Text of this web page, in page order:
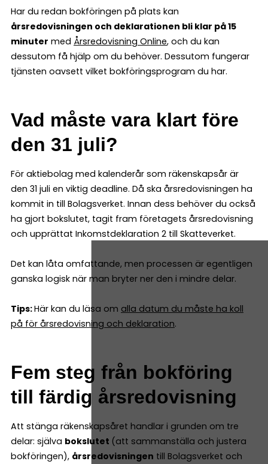
Har du redan bokföringen på plats kan
årsredovisningen och deklarationen bli klar på 15
minuter med Årsredovisning Online, och du kan
dessutom få hjälp om du behöver. Dessutom fungerar
tjänsten oavsett vilket bokföringsprogram du har.
Vad måste vara klart före
den 31 juli?
För aktiebolag med kalenderår som räkenskapsår är
den 31 juli en viktig deadline. Då ska årsredovisningen ha
kommit in till Bolagsverket. Innan dess behöver du också
ha gjort bokslutet, tagit fram företagets årsredovisning
och upprättat Inkomstdeklaration 2 till Skatteverket.
Det kan låta omfattande, men processen är egentligen
ganska logisk när man bryter ner den i mindre delar.
Tips:Här kan du läsa om alla datum du måste ha koll
på för årsredovisning och deklaration.
Fem steg från bokföring
till färdig årsredovisning
Att stänga räkenskapsåret handlar i grunden om tre
delar: själva bokslutet (att sammanställa och justera
bokföringen), årsredovisningen till Bolagsverket och